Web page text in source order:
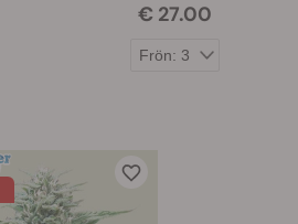
€ 27.00